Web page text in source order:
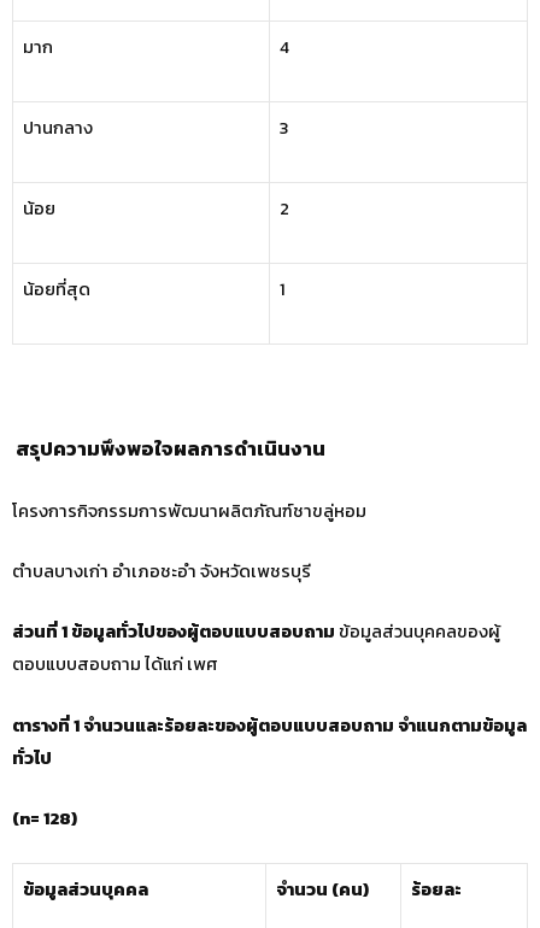
มาก 4
ปานกลาง 3
น้อย 2
น้อยที่สุด 1
สรุปความพึงพอใจผลการดำเนินงาน
โครงการกิจกรรมการพัฒนาผลิตภัณฑ์ชาขลู่หอม
ตำบลบางเก่า อำเภอชะอำ จังหวัดเพชรบุรี
ส่วนที่1 ข้อมูลทั่วไปของผู้ตอบแบบสอบถาม ข้อมูลส่วนบุคคลของผู้
ตอบแบบสอบถาม ได้แก่ เพศ
ตารางที่1 จำนวนและร้อยละของผู้ตอบแบบสอบถาม จำแนกตามข้อมูล
ทั่วไป
(n= 128)
ข้อมูลส่วนบุคคล จำนวน (คน) ร้อยละ